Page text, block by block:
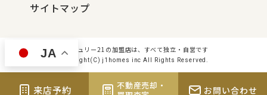
サイトマップ
センチュリー21の加盟店は、すべて独立・自営です
Copyright(C) j1homes inc All Rights Reserved.
来店予約
不動産売却・
お問い合わせ
JA